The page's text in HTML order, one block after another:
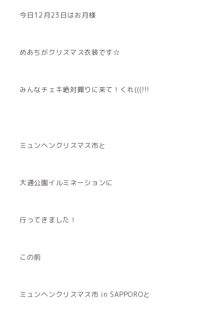
今日12月23日はお月様
めあちがクリスマス衣装です☆
みんなチェキ絶対撮りに来て！くれ(((!!!
ミュンヘンクリスマス市と
大通公園イルミネーションに
行ってきました！
この前
ミュンヘンクリスマス市 in SAPPOROと